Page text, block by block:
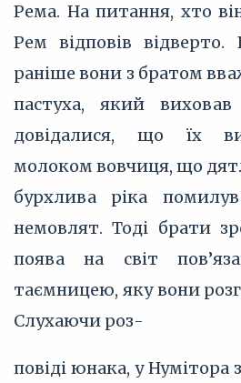
Рема. На питання, хто
Рем відповів відверто.
раніше вони з братом
пастуха, який
довідалися, що їх
молоком вовчиця, що
бурхлива ріка
немовлят. Тоді брати
поява на світ
таємницею, яку вони
Слухаючи роз-
повіді юнака, у Нумітора